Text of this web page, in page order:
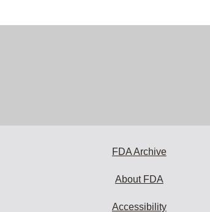
FDA Archive
About FDA
Accessibility